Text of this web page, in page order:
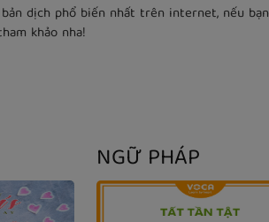
dịch phổ biến nhất trên internet, nếu bạn
khảo nha!
NGỮ PHÁP